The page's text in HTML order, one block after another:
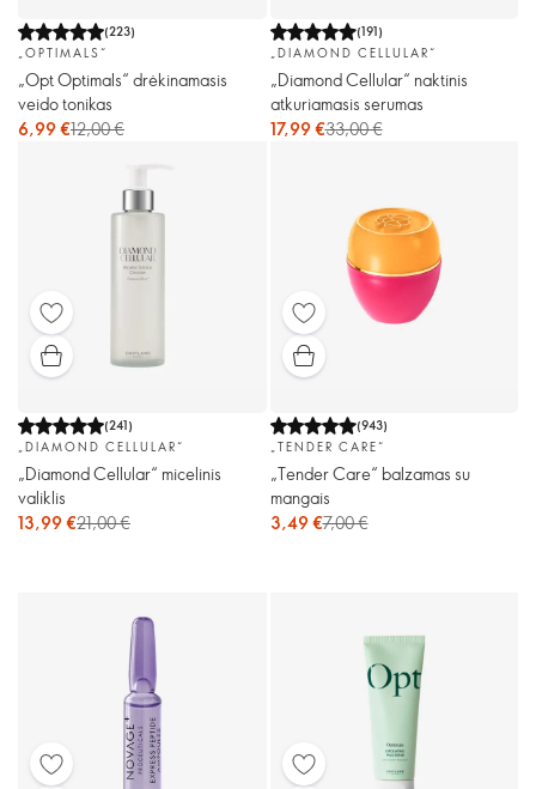
(223)
„OPTIMALS“
„Opt Optimals“ drėkinamasis
veido tonikas
6,99 €12,00 €
(191)
„DIAMOND CELLULAR“
„Diamond Cellular“ naktinis
atkuriamasis serumas
17,99 €33,00 €
(241)
„DIAMOND CELLULAR“
„Diamond Cellular“ micelinis
valiklis
13,99 €21,00 €
(943)
„TENDER CARE“
„Tender Care“ balzamas su
mangais
3,49 €7,00 €